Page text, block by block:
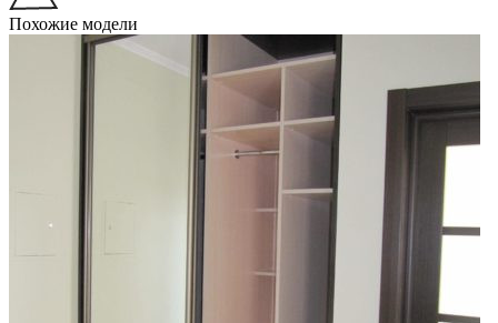
Похожие модели